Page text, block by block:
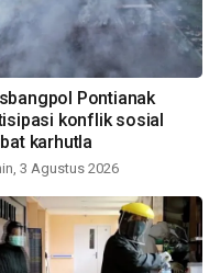
Pontianak
konflik sosial
karhutla
3 Agustus 2026